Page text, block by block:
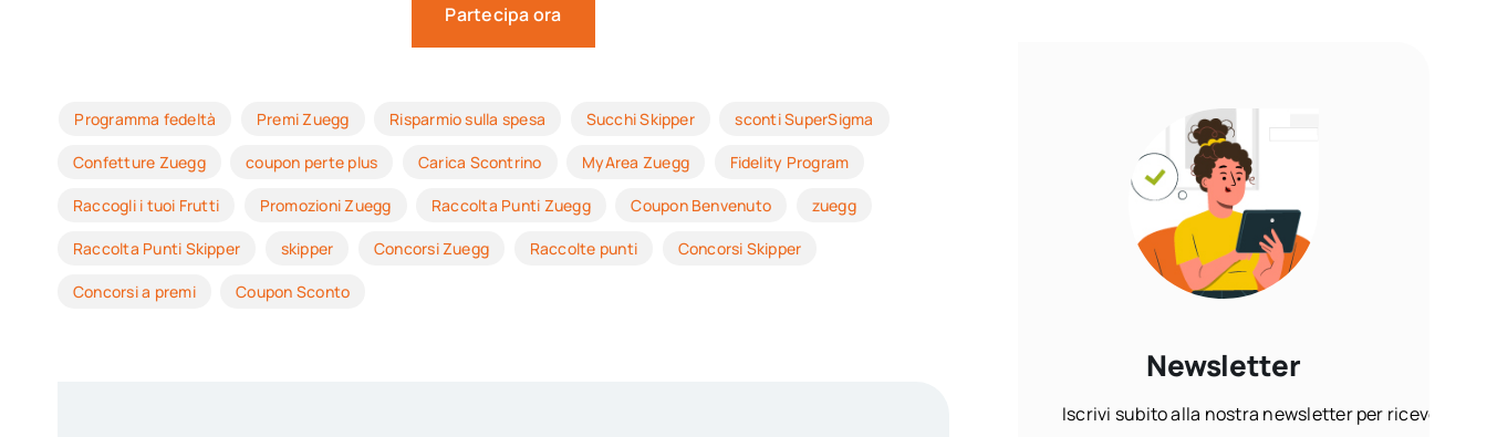
Partecipa ora
Programma fedeltà Premi Zuegg Risparmio sulla spesa Succhi Skipper sconti SuperSigma
Confetture Zuegg coupon perte plus Carica Scontrino MyArea Zuegg Fidelity Program
Raccogli i tuoi Frutti Promozioni Zuegg Raccolta Punti Zuegg Coupon Benvenuto zuegg
Raccolta Punti Skipper skipper Concorsi Zuegg Raccolte punti Concorsi Skipper
Concorsi a premi Coupon Sconto
Newsletter
Iscrivi subito alla nostra newsletter per ricevere